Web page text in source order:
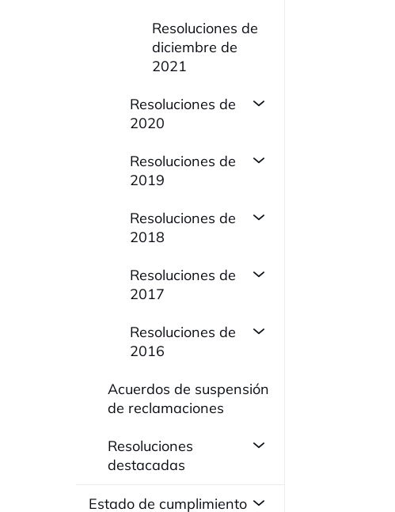
Resoluciones de
diciembre de
2021
Resoluciones de
2020
Resoluciones de
2019
Resoluciones de
2018
Resoluciones de
2017
Resoluciones de
2016
Acuerdos de suspensión
de reclamaciones
Resoluciones
destacadas
Estado de cumplimiento